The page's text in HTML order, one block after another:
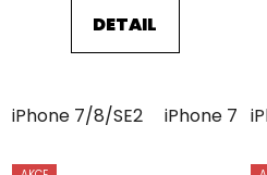
5
hvězdiček.
DETAIL
iPhone 7/8/SE2 iPhone 7/8